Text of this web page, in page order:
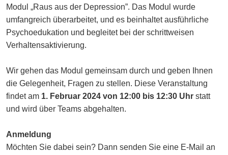
Modul „Raus aus der Depression”. Das Modul wurde
umfangreich überarbeitet, und es beinhaltet ausführliche
Psychoedukation und begleitet bei der schrittweisen
Verhaltensaktivierung.
Wir gehen das Modul gemeinsam durch und geben Ihnen
die Gelegenheit, Fragen zu stellen. Diese Veranstaltung
findet am 1. Februar 2024 von 12:00 bis 12:30 Uhr statt
und wird über Teams abgehalten.
Anmeldung
Möchten Sie dabei sein? Dann senden Sie eine E-Mail an